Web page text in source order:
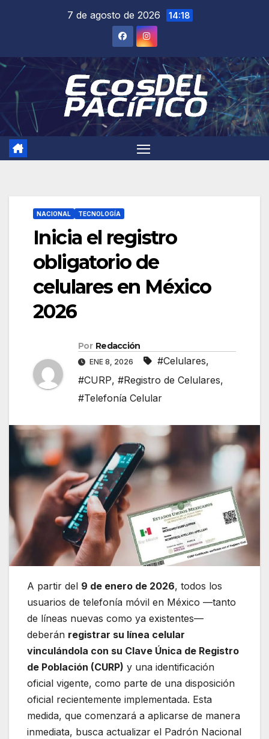
7 de agosto de 2026 14:18
NACIONAL TECNOLOGÍA
Inicia el registro
obligatorio de
celulares en México
2026
Por Redacción
ENE 8, 2026 #Celulares,
#CURP, #Registro de Celulares,
#Telefonía Celular
A partir del 9 de enero de 2026, todos los
usuarios de telefonía móvil en México —tanto
de líneas nuevas como ya existentes—
deberán registrar su línea celular
vinculándola con su Clave Única de Registro
de Población (CURP) y una identificación
oficial vigente, como parte de una disposición
oficial recientemente implementada. Esta
medida, que comenzará a aplicarse de manera
inmediata, busca actualizar el Padrón Nacional